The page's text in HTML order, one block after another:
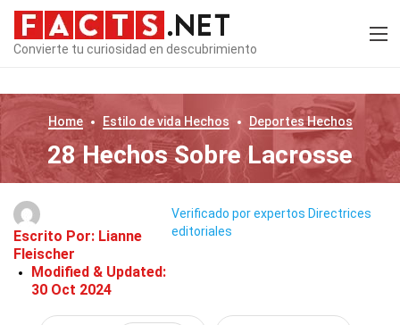
Convierte tu curiosidad en descubrimiento
Home Estilo de vida Hechos DeportesHechos
28 Hechos Sobre Lacrosse
Escrito Por: Lianne
Fleischer
Modified & Updated:
30 Oct 2024
Verificado por expertos Directrices
editoriales